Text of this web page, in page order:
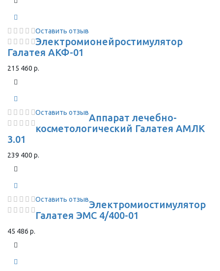
Оставить отзыв
Электромионейростимулятор
Галатея АКФ-01
215 460 р.
Оставить отзывАппарат лечебно-
косметологический Галатея АМЛК
3.01
239 400 р.
Оставить отзывЭлектромиостимулятор
Галатея ЭМС 4/400-01
45 486 р.